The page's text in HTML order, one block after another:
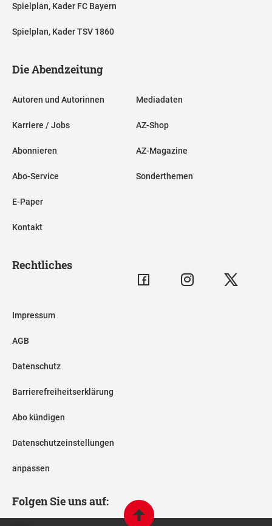
Spielplan, Kader FC Bayern
Spielplan, Kader TSV 1860
Die Abendzeitung
Autoren und Autorinnen
Karriere / Jobs
Abonnieren
Abo-Service
E-Paper
Kontakt
Mediadaten
AZ-Shop
AZ-Magazine
Sonderthemen
Rechtliches
Impressum
AGB
Datenschutz
Barrierefreiheitserklärung
Abo kündigen
Datenschutzeinstellungen
anpassen
Folgen Sie uns auf: